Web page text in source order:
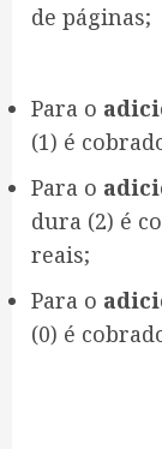
de páginas;
Para o
(1) é
Para o
dura (2) é
reais;
Para o
(0) é